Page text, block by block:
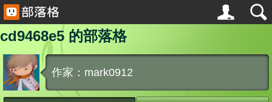
cd9468e5 的部落格
作家：mark0912